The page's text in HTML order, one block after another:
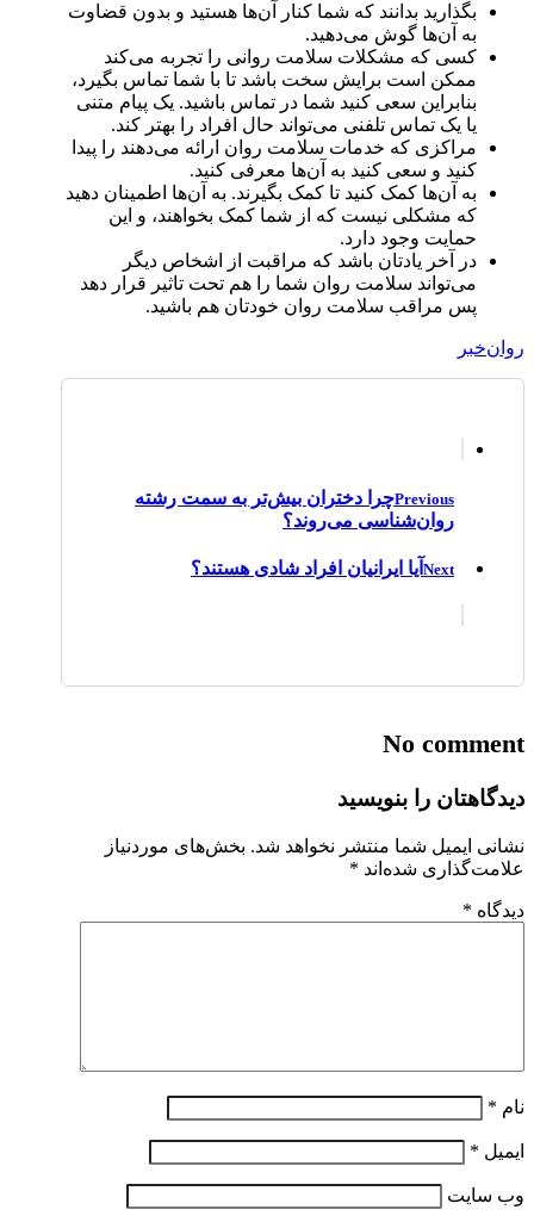
بگذارید بدانند که شما کنار آن‌ها هستید و بدون قضاوت
به آن‌ها گوش می‌دهید.
کسی که مشکلات سلامت روانی را تجربه می‌کند
ممکن است برایش سخت باشد تا با شما تماس بگیرد،
بنابراین سعی کنید شما در تماس باشید. یک پیام متنی
یا یک تماس تلفنی می‌تواند حال افراد را بهتر کند.
مراکزی که خدمات سلامت روان ارائه می‌دهند را پیدا
کنید و سعی کنید به آن‌ها معرفی کنید.
به آن‌ها کمک کنید تا کمک بگیرند. به آن‌ها اطمینان دهید
که مشکلی نیست که از شما کمک بخواهند، و این
حمایت وجود دارد.
در آخر یادتان باشد که مراقبت از اشخاص دیگر
می‌تواند سلامت روان شما را هم تحت تاثیر قرار دهد
پس مراقب سلامت روان خودتان هم باشید.
روان‌خبر
Previousچرا دختران بیش‌تر به سمت رشته
روان‌شناسی می‌روند؟
Next آیا ایرانیان افراد شادی هستند؟
No comment
دیدگاهتان را بنویسید
نشانی ایمیل شما منتشر نخواهد شد. بخش‌های موردنیاز
علامت‌گذاری شده‌اند *
دیدگاه *
نام *
ایمیل *
وب‌ سایت